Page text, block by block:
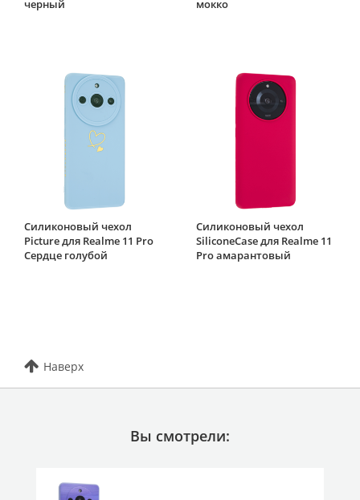
черный
мокко
Силиконовый чехол
Picture для Realme 11 Pro
Сердце голубой
Силиконовый чехол
SiliconeCase для Realme 11
Pro амарантовый
Наверх
Вы смотрели: